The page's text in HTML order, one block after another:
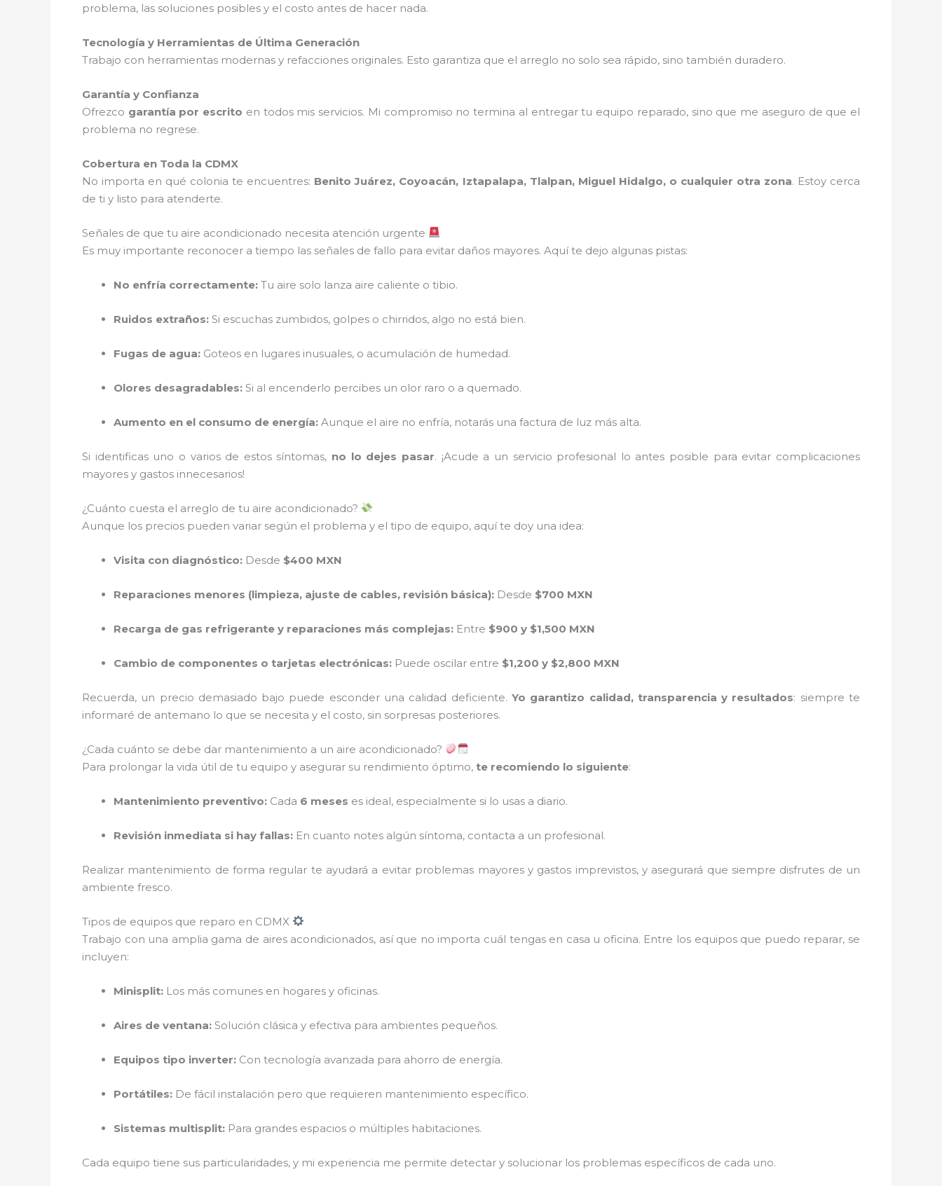
problema, las soluciones posibles y el costo antes de hacer nada.
Tecnología y Herramientas de Última Generación
Trabajo con herramientas modernas y refacciones originales. Esto garantiza que el arreglo no solo sea rápido, sino también duradero.
Garantía y Confianza
Ofrezco garantía por escrito en todos mis servicios. Mi compromiso no termina al entregar tu equipo reparado, sino que me aseguro de que el
problema no regrese.
Cobertura en Toda la CDMX
No importa en qué colonia te encuentres: Benito Juárez, Coyoacán, Iztapalapa, Tlalpan, Miguel Hidalgo, o cualquier otra zona. Estoy cerca
de ti y listo para atenderte.
Señales de que tu aire acondicionado necesita atención urgente
Es muy importante reconocer a tiempo las señales de fallo para evitar daños mayores. Aquí te dejo algunas pistas:
No enfría correctamente: Tu aire solo lanza aire caliente o tibio.
Ruidos extraños: Si escuchas zumbidos, golpes o chirridos, algo no está bien.
Fugas de agua: Goteos en lugares inusuales, o acumulación de humedad.
Olores desagradables: Si al encenderlo percibes un olor raro o a quemado.
Aumento en el consumo de energía: Aunque el aire no enfría, notarás una factura de luz más alta.
Si identificas uno o varios de estos síntomas, no lo dejes pasar. ¡Acude a un servicio profesional lo antes posible para evitar complicaciones
mayores y gastos innecesarios!
¿Cuánto cuesta el arreglo de tu aire acondicionado?
Aunque los precios pueden variar según el problema y el tipo de equipo, aquí te doy una idea:
Visita con diagnóstico: Desde $400 MXN
Reparaciones menores (limpieza, ajuste de cables, revisión básica): Desde $700 MXN
Recarga de gas refrigerante y reparaciones más complejas: Entre $900 y $1,500 MXN
Cambio de componentes o tarjetas electrónicas: Puede oscilar entre $1,200 y $2,800 MXN
Recuerda, un precio demasiado bajo puede esconder una calidad deficiente. Yo garantizo calidad, transparencia y resultados: siempre te
informaré de antemano lo que se necesita y el costo, sin sorpresas posteriores.
¿Cada cuánto se debe dar mantenimiento a un aire acondicionado?
Para prolongar la vida útil de tu equipo y asegurar su rendimiento óptimo, te recomiendo lo siguiente:
Mantenimiento preventivo: Cada 6 meses es ideal, especialmente si lo usas a diario.
Revisión inmediata si hay fallas: En cuanto notes algún síntoma, contacta a un profesional.
Realizar mantenimiento de forma regular te ayudará a evitar problemas mayores y gastos imprevistos, y asegurará que siempre disfrutes de un
ambiente fresco.
Tipos de equipos que reparo en CDMX
Trabajo con una amplia gama de aires acondicionados, así que no importa cuál tengas en casa u oficina. Entre los equipos que puedo reparar, se
incluyen:
Minisplit: Los más comunes en hogares y oficinas.
Aires de ventana: Solución clásica y efectiva para ambientes pequeños.
Equipos tipo inverter: Con tecnología avanzada para ahorro de energía.
Portátiles: De fácil instalación pero que requieren mantenimiento específico.
Sistemas multisplit: Para grandes espacios o múltiples habitaciones.
Cada equipo tiene sus particularidades, y mi experiencia me permite detectar y solucionar los problemas específicos de cada uno.